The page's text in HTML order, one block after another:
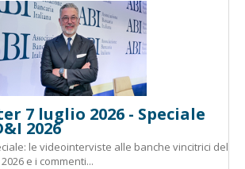
7 luglio 2026 - Speciale
2026
le videointerviste alle banche vincitrici del
e i commenti...